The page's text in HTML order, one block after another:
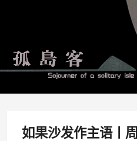
如果沙发作主语丨